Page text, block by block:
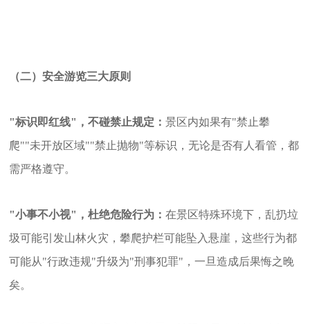
（二）安全游览三大原则
"标识即红线"，不碰禁止规定：景区内如果有"禁止攀
爬""未开放区域""禁止抛物"等标识，无论是否有人看管，都
需严格遵守。
"小事不小视"，杜绝危险行为：在景区特殊环境下，乱扔垃
圾可能引发山林火灾，攀爬护栏可能坠入悬崖，这些行为都
可能从"行政违规"升级为"刑事犯罪"，一旦造成后果悔之晚
矣。